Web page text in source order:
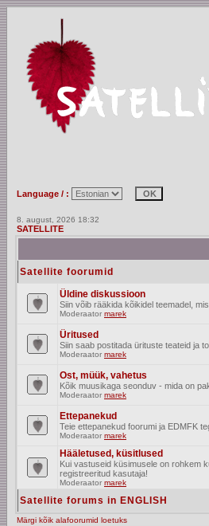
Language / :
8. august, 2026 18:32
SATELLITE
Satellite foorumid
Üldine diskussioon
Siin võib rääkida kõikidel teemadel,
Moderaator marek
Üritused
Siin saab postitada ürituste teateid ja
Moderaator marek
Ost, müük, vahetus
Kõik muusikaga seonduv - mida on
Moderaator marek
Ettepanekud
Teie ettepanekud foorumi ja EDMFK
Moderaator marek
Hääletused, küsitlused
Kui vastuseid küsimusele on rohkem
registreeritud kasutaja!
Moderaator marek
Satellite forums in ENGLISH
Märgi kõik alafoorumid loetuks